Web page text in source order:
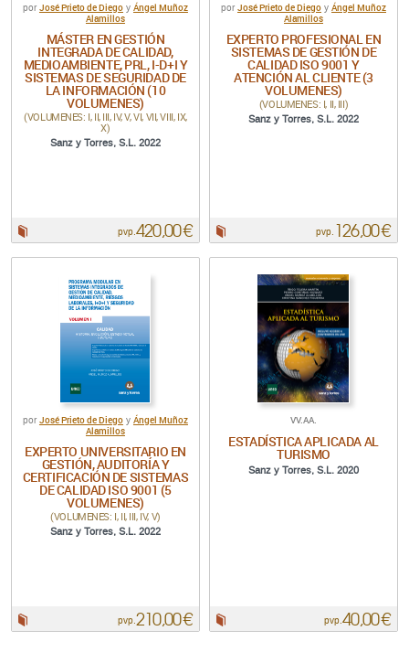
por José Prieto de Diegoy Ángel Muñoz
Alamillos
MÁSTER EN GESTIÓN
INTEGRADA DE CALIDAD,
MEDIOAMBIENTE, PRL, I-D+I Y
SISTEMAS DE SEGURIDAD DE
LA INFORMACIÓN (10
VOLUMENES)
(VOLUMENES: I, II, III, IV, V, VI, VII, VIII, IX,
X)
Sanz y Torres, S.L. 2022
pvp.420,00 €
por José Prieto de Diego y Ángel Muñoz
Alamillos
EXPERTO PROFESIONAL EN
SISTEMAS DE GESTIÓN DE
CALIDAD ISO 9001 Y
ATENCIÓN AL CLIENTE (3
VOLUMENES)
(VOLUMENES: I, II, III)
Sanz y Torres, S.L. 2022
pvp. 126,00 €
por José Prieto de Diegoy Ángel Muñoz
Alamillos
EXPERTO UNIVERSITARIO EN
GESTIÓN, AUDITORÍA Y
CERTIFICACIÓN DE SISTEMAS
DE CALIDAD ISO 9001 (5
VOLUMENES)
(VOLUMENES: I, II, III, IV, V)
Sanz y Torres, S.L. 2022
pvp.210,00 €
VV.AA.
ESTADÍSTICA APLICADA AL
TURISMO
Sanz y Torres, S.L. 2020
pvp.40,00 €